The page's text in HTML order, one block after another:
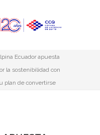
Ecuador apuesta
la sostenibilidad con
plan de convertirse